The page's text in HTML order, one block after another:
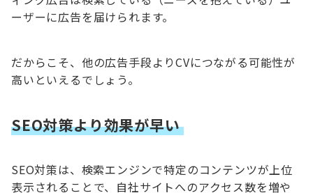
ーザーに広告を届けられます。
だからこそ、他の広告手段よりCVにつながる可能性が
高いといえるでしょう。
SEO対策より効果が早い
SEO対策は、検索エンジンで特定のコンテンツが上位
表示されることで、自社サイトへのアクセス数を増や